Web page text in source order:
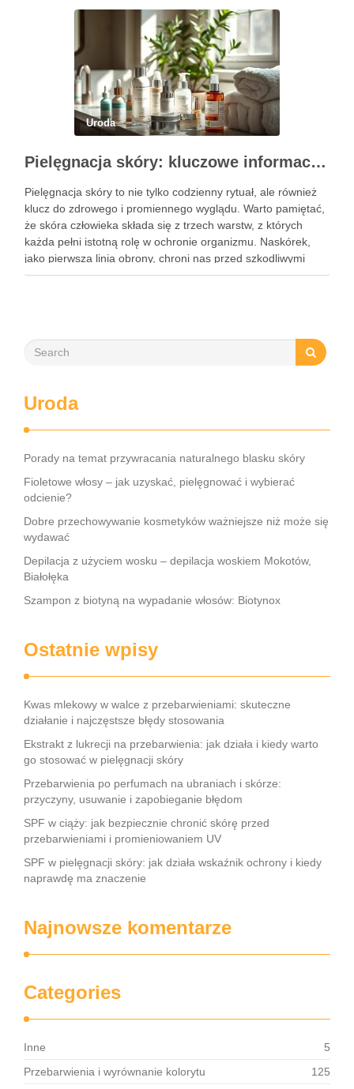
Uroda
Pielęgnacja skóry: kluczowe informacje i skuteczne metody
Pielęgnacja skóry to nie tylko codzienny rytuał, ale również
klucz do zdrowego i promiennego wyglądu. Warto pamiętać,
że skóra człowieka składa się z trzech warstw, z których
każda pełni istotną rolę w ochronie organizmu. Naskórek,
jako pierwsza linia obrony, chroni nas przed szkodliwymi
czynnikami zewnętrznymi, a nawilżająca skóra właściwa,
Uroda
Porady na temat przywracania naturalnego blasku skóry
Fioletowe włosy – jak uzyskać, pielęgnować i wybierać
odcienie?
Dobre przechowywanie kosmetyków ważniejsze niż może się
wydawać
Depilacja z użyciem wosku – depilacja woskiem Mokotów,
Białołęka
Szampon z biotyną na wypadanie włosów: Biotynox
Ostatnie wpisy
Kwas mlekowy w walce z przebarwieniami: skuteczne
działanie i najczęstsze błędy stosowania
Ekstrakt z lukrecji na przebarwienia: jak działa i kiedy warto
go stosować w pielęgnacji skóry
Przebarwienia po perfumach na ubraniach i skórze:
przyczyny, usuwanie i zapobieganie błędom
SPF w ciąży: jak bezpiecznie chronić skórę przed
przebarwieniami i promieniowaniem UV
SPF w pielęgnacji skóry: jak działa wskaźnik ochrony i kiedy
naprawdę ma znaczenie
Najnowsze komentarze
Categories
Inne
5
Przebarwienia i wyrównanie kolorytu
125